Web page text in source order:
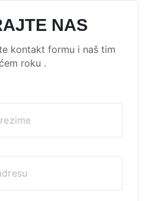
NAS
kontakt formu i naš tim
roku .